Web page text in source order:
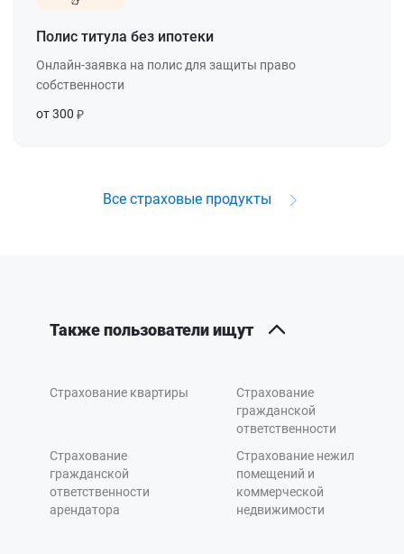
Полис титула без ипотеки
Онлайн-заявка на полис для защиты право
собственности
от 300
Все страховые продукты
Также пользователи ищут
Страхование квартиры
Страхование
гражданской
ответственности
Страхование
гражданской
ответственности
арендатора
Страхование нежилых
помещений и
коммерческой
недвижимости